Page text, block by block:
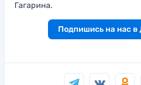
Гагарина.
Подпишись на нас в